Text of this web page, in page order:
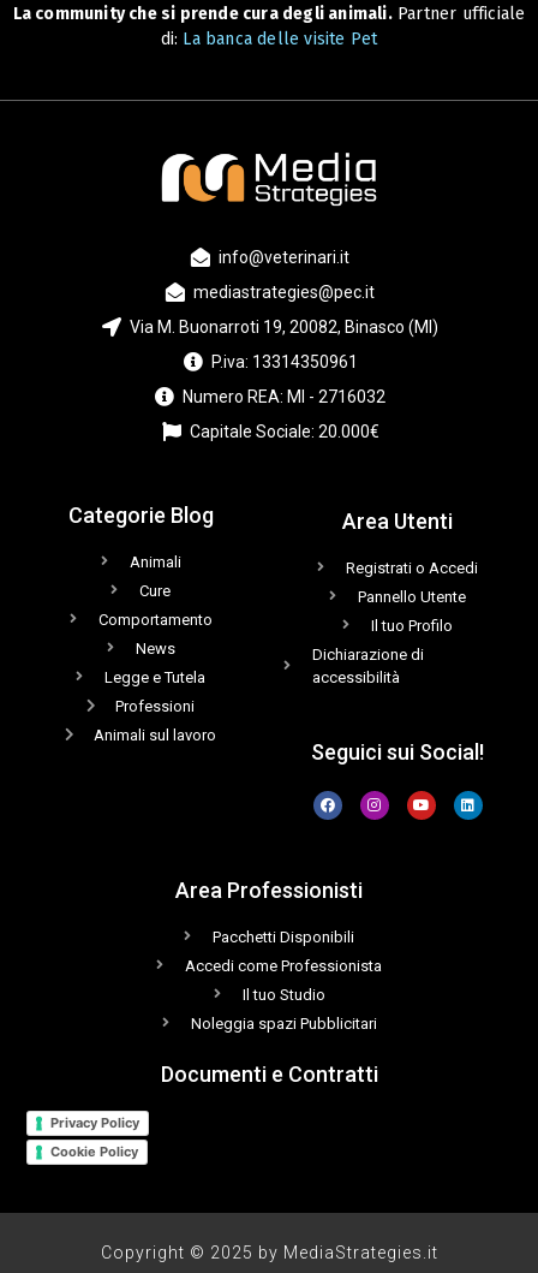
La community che si prende cura degli animali.Partner ufficiale
di: La banca delle visite Pet
info@veterinari.it
mediastrategies@pec.it
Via M. Buonarroti 19, 20082, Binasco (MI)
P.iva: 13314350961
Numero REA: MI - 2716032
Capitale Sociale: 20.000€
Categorie Blog
Animali
Cure
Comportamento
News
Legge e Tutela
Professioni
Animali sul lavoro
Area Utenti
Registrati o Accedi
Pannello Utente
Il tuo Profilo
Dichiarazione di
accessibilità
Seguici sui Social!
Area Professionisti
Pacchetti Disponibili
Accedi come Professionista
Il tuo Studio
Noleggia spazi Pubblicitari
Documenti e Contratti
Privacy Policy
Cookie Policy
Copyright © 2025 by MediaStrategies.it